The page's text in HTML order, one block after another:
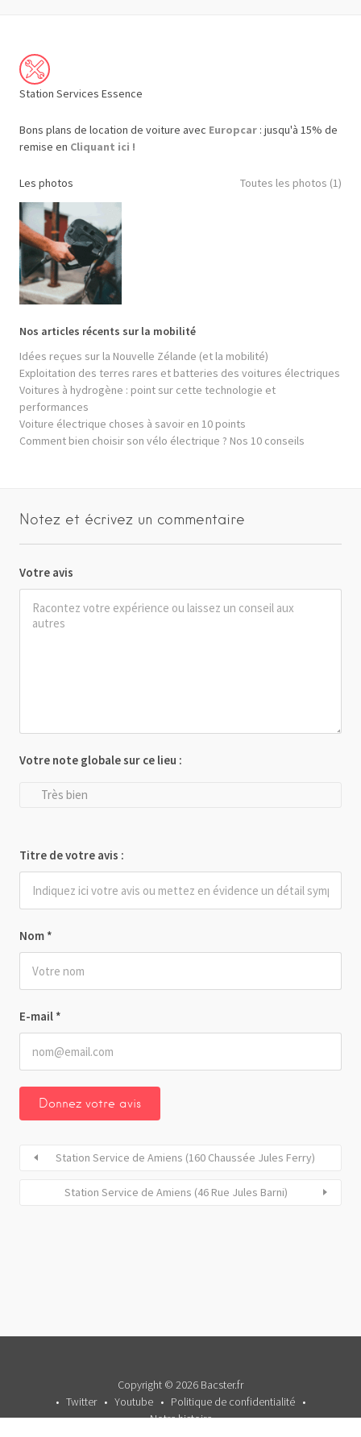
Station Services Essence
Bons plans de location de voiture avec Europcar : jusqu'à 15% de
remise en Cliquant ici !
Les photos Toutes les photos (1)
Nos articles récents sur la mobilité
Idées reçues sur la Nouvelle Zélande (et la mobilité)
Exploitation des terres rares et batteries des voitures électriques
Voitures à hydrogène : point sur cette technologie et
performances
Voiture électrique choses à savoir en 10 points
Comment bien choisir son vélo électrique ? Nos 10 conseils
Notez et écrivez un commentaire
Votre avis
Nom *
E-mail *
Votre note globale sur ce lieu :
Très bien
Titre de votre avis :
Station Service de Amiens (160 Chaussée Jules Ferry)
Station Service de Amiens (46 Rue Jules Barni)
Copyright © 2026 Bacster.fr
Twitter
Youtube
Politique de confidentialité
Notre histoire